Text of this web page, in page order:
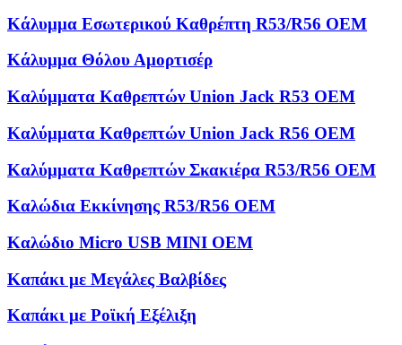
Κάλυμμα Εσωτερικού Καθρέπτη R53/R56 OEM
Κάλυμμα Θόλου Αμορτισέρ
Καλύμματα Kαθρεπτών Union Jack R53 OEM
Καλύμματα Καθρεπτών Union Jack R56 OEM
Καλύμματα Καθρεπτών Σκακιέρα R53/R56 OEM
Καλώδια Εκκίνησης R53/R56 OEM
Καλώδιο Micro USB MINI OEM
Καπάκι με Μεγάλες Βαλβίδες
Καπάκι με Ροϊκή Εξέλιξη